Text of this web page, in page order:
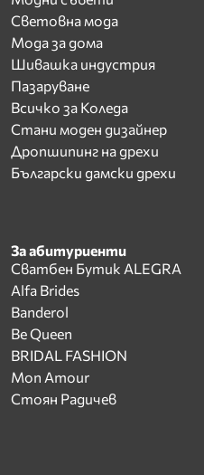
Световна мода
Мода за дома
Шивашка индустрия
Пазаруване
Всичко за Коледа
Стани моден дизайнер
Дропшипинг на дрехи
Български дамски дрехи
За абитуриенти
Сватбен Бутик ALEGRA
Alfa Brides
Banderol
Be Queen
BRIDAL FASHION
Mon Amour
Стоян Радичев